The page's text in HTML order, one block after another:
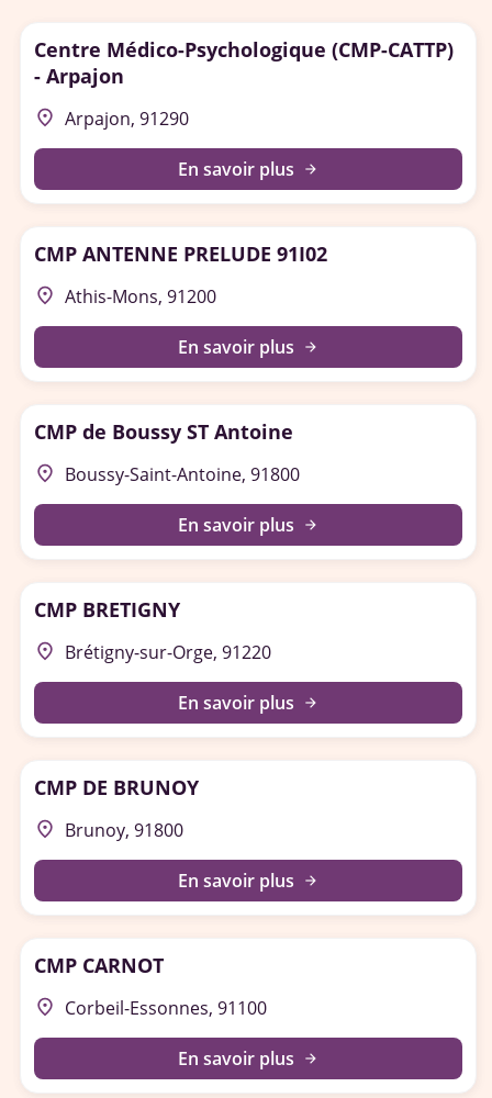
Centre Médico-Psychologique (CMP-CATTP)
- Arpajon
place Arpajon, 91290
En savoir plus arrow_forward
CMP ANTENNE PRELUDE 91I02
place Athis-Mons, 91200
En savoir plus arrow_forward
CMP de Boussy ST Antoine
place Boussy-Saint-Antoine, 91800
En savoir plus arrow_forward
CMP BRETIGNY
place Brétigny-sur-Orge, 91220
En savoir plus arrow_forward
CMP DE BRUNOY
place Brunoy, 91800
En savoir plus arrow_forward
CMP CARNOT
place Corbeil-Essonnes, 91100
En savoir plus arrow_forward